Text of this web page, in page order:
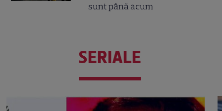
sunt până acum
SERIALE